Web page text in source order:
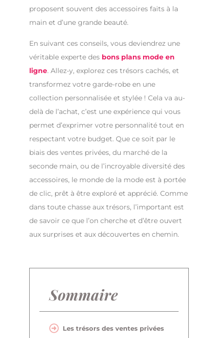
proposent souvent des accessoires faits à la
main et d’une grande beauté.
En suivant ces conseils, vous deviendrez une
véritable experte des bons plans mode en
ligne. Allez-y, explorez ces trésors cachés, et
transformez votre garde-robe en une
collection personnalisée et stylée ! Cela va au-
delà de l’achat, c’est une expérience qui vous
permet d’exprimer votre personnalité tout en
respectant votre budget. Que ce soit par le
biais des ventes privées, du marché de la
seconde main, ou de l’incroyable diversité des
accessoires, le monde de la mode est à portée
de clic, prêt à être exploré et apprécié. Comme
dans toute chasse aux trésors, l’important est
de savoir ce que l’on cherche et d’être ouvert
aux surprises et aux découvertes en chemin.
Sommaire
Les trésors des ventes privées